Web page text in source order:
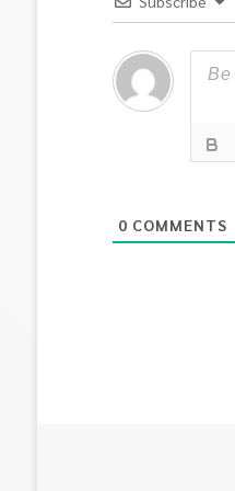
0 COMMENTS